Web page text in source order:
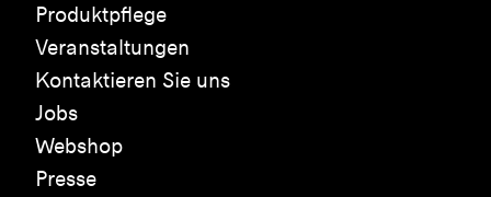
Produktpflege
Veranstaltungen
Kontaktieren Sie uns
Jobs
Webshop
Presse